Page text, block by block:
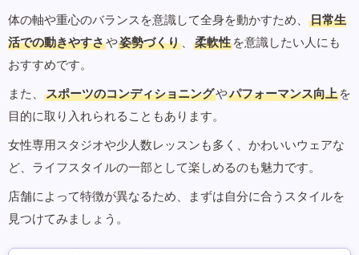
体の軸や重心のバランスを意識して全身を動かすため、
日常生
活での動きやすさや姿勢づくり 、 柔軟性 を意識したい人にも
おすすめです。
また、
スポーツのコンディショニングやパフォーマンス向上 を
目的に取り入れられることもあります。
女性専用スタジオや少人数レッスンも多く、かわいいウェアな
ど、ライフスタイルの一部として楽しめるのも魅力です。
店舗によって特徴が異なるため、まずは自分に合うスタイルを
見つけてみましょう。